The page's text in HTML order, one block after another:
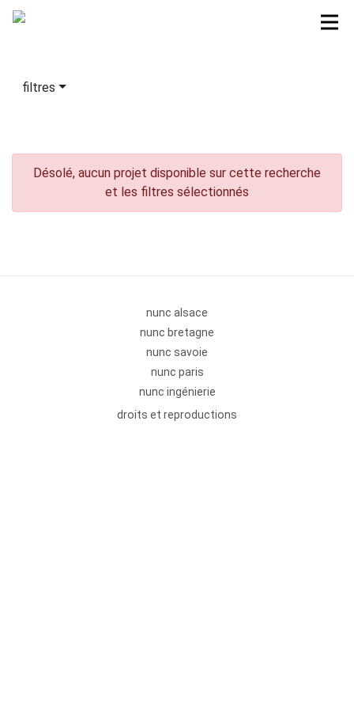
filtres
Désolé, aucun projet disponible sur cette recherche
et les filtres sélectionnés
nunc alsace
nunc bretagne
nunc savoie
nunc paris
nunc ingénierie
droits et reproductions